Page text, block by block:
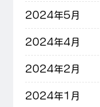
2024年5月
2024年4月
2024年2月
2024年1月